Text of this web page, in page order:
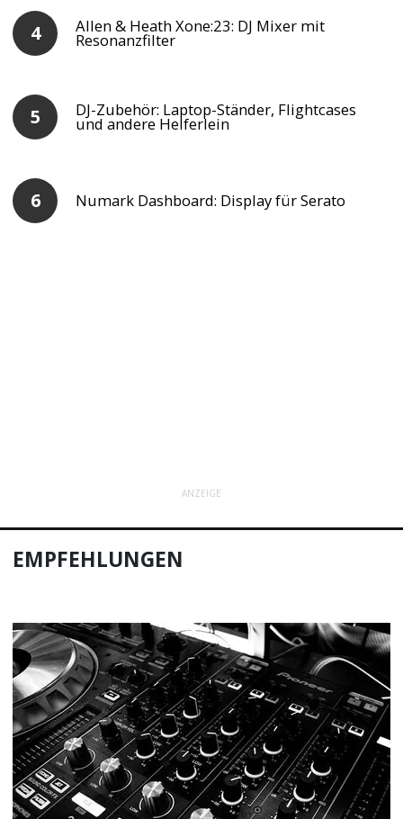
Allen & Heath Xone:23: DJ Mixer mit
Resonanzfilter
DJ-Zubehör: Laptop-Ständer, Flightcases
und andere Helferlein
Numark Dashboard: Display für Serato
ANZEIGE
EMPFEHLUNGEN